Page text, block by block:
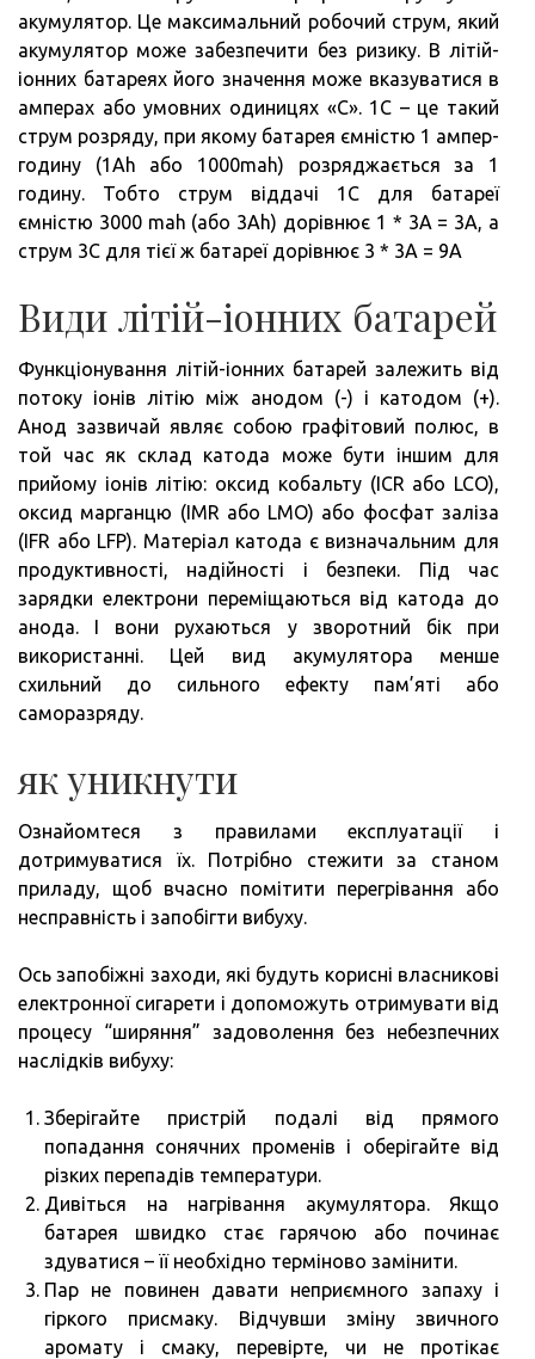
акумулятор. Це максимальний робочий струм, який
акумулятор може забезпечити без ризику. В літій-
іонних батареях його значення може вказуватися в
амперах або умовних одиницях «С». 1С – це такий
струм розряду, при якому батарея ємністю 1 ампер-
годину (1Ah або 1000mah) розряджається за 1
годину. Тобто струм віддачі 1С для батареї
ємністю 3000 mah (або 3Аh) дорівнює 1 * 3А = 3А, а
струм 3С для тієї ж батареї дорівнює 3 * 3А = 9А
Види літій-іонних батарей
Функціонування літій-іонних батарей залежить від
потоку іонів літію між анодом (-) і катодом (+).
Анод зазвичай являє собою графітовий полюс, в
той час як склад катода може бути іншим для
прийому іонів літію: оксид кобальту (ICR або LCO),
оксид марганцю (IMR або LMO) або фосфат заліза
(IFR або LFP). Матеріал катода є визначальним для
продуктивності, надійності і безпеки. Під час
зарядки електрони переміщаються від катода до
анода. І вони рухаються у зворотний бік при
використанні. Цей вид акумулятора менше
схильний до сильного ефекту пам’яті або
саморазряду.
як уникнути
Ознайомтеся з правилами експлуатації і
дотримуватися їх. Потрібно стежити за станом
приладу, щоб вчасно помітити перегрівання або
несправність і запобігти вибуху.
Ось запобіжні заходи, які будуть корисні власникові
електронної сигарети і допоможуть отримувати від
процесу “ширяння” задоволення без небезпечних
наслідків вибуху:
Зберігайте пристрій подалі від прямого
попадання сонячних променів і оберігайте від
різких перепадів температури.
Дивіться на нагрівання акумулятора. Якщо
батарея швидко стає гарячою або починає
здуватися – її необхідно терміново замінити.
Пар не повинен давати неприємного запаху і
гіркого присмаку. Відчувши зміну звичного
аромату і смаку, перевірте, чи не протікає